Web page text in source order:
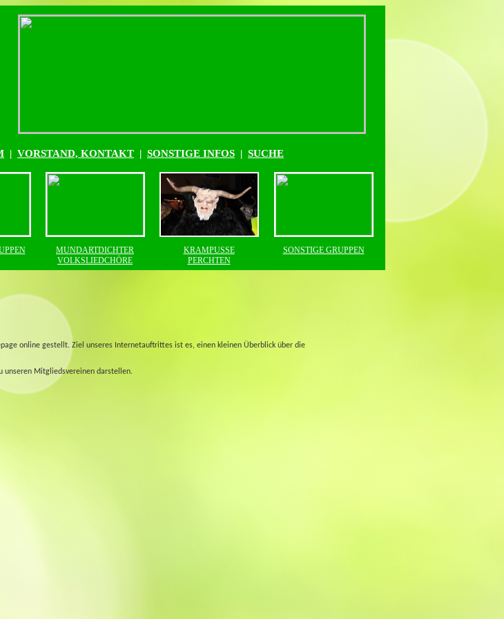
| VORSTAND, KONTAKT | SONSTIGE INFOS | SUCHE
MUNDARTDICHTER
VOLKSLIEDCHÖRE
KRAMPUSSE
PERCHTEN
SONSTIGE GRUPPEN
online gestellt. Ziel unseres Internetauftrittes ist es, einen kleinen Überblick über die
unseren Mitgliedsvereinen darstellen.